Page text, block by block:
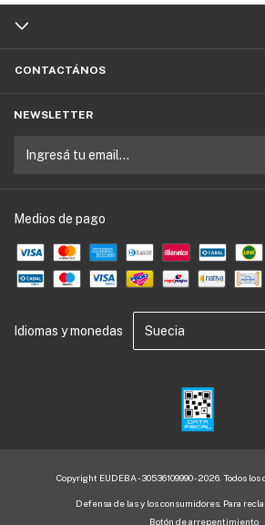
CONTACTÁNOS
NEWSLETTER
Medios de pago
Idiomas y monedas
Copyright EUDEBA - 30536109990 - 2026. Todos
Defensa de las y los consumidores. Para
Botón de arrepentimiento